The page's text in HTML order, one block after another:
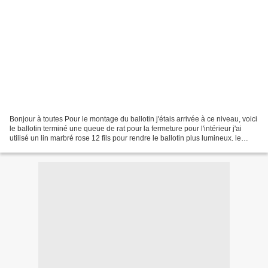
Bonjour à toutes Pour le montage du ballotin j'étais arrivée à ce niveau, voici
le ballotin terminé une queue de rat pour la fermeture pour l'intérieur j'ai
utilisé un lin marbré rose 12 fils pour rendre le ballotin plus lumineux. le